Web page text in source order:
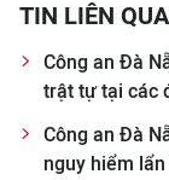
NHÂN DÂN
NHÂN DÂN
MUA BÁO
TIN LIÊN
Công an Đà
trật tự tại các
Công an Đà
nguy hiểm